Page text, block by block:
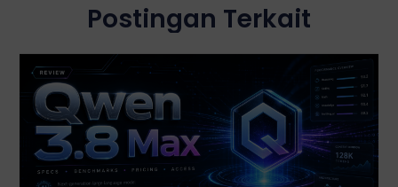
Postingan Terkait